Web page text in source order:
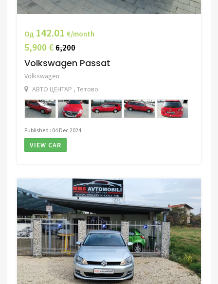
Од 142.01 €/month
5,900 €6,200
Volkswagen Passat
Volkswagen
АВТО ЦЕНТАР , Тетово
Published : 04 Dec 2024
VIEW CAR